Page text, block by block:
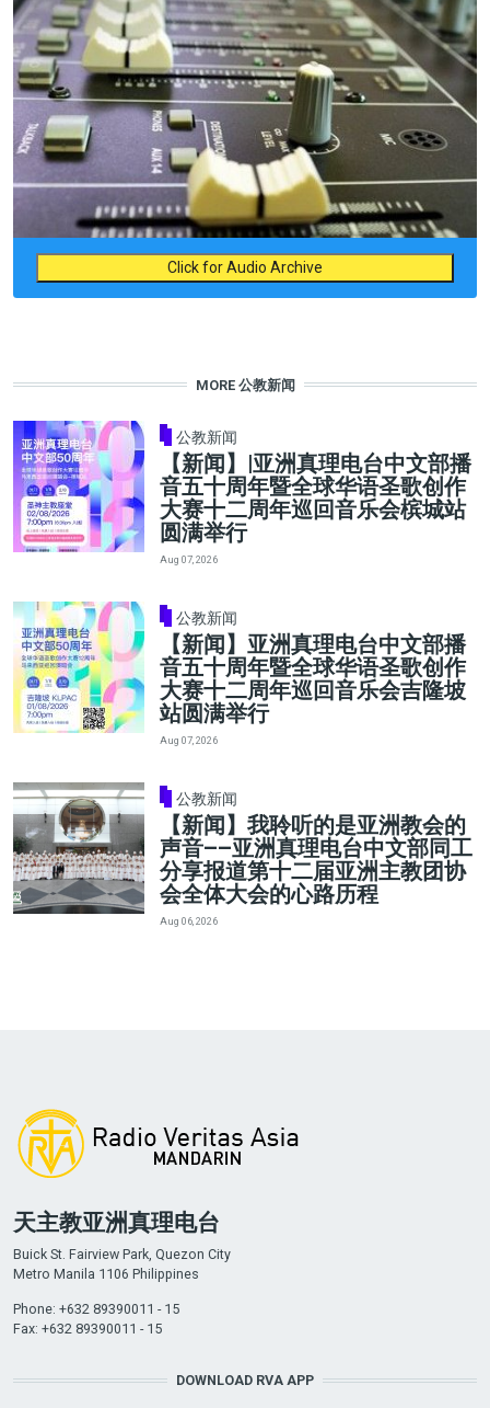
Click for Audio Archive
MORE 公教新闻
公教新闻
【新闻】|亚洲真理电台中文部播
音五十周年暨全球华语圣歌创作
大赛十二周年巡回音乐会槟城站
圆满举行
Aug 07, 2026
公教新闻
【新闻】亚洲真理电台中文部播
音五十周年暨全球华语圣歌创作
大赛十二周年巡回音乐会吉隆坡
站圆满举行
Aug 07, 2026
公教新闻
【新闻】我聆听的是亚洲教会的
声音——亚洲真理电台中文部同工
分享报道第十二届亚洲主教团协
会全体大会的心路历程
Aug 06, 2026
天主教亚洲真理电台
Buick St. Fairview Park, Quezon City
Metro Manila 1106 Philippines
Phone: +632 89390011 - 15
Fax: +632 89390011 - 15
DOWNLOAD RVA APP